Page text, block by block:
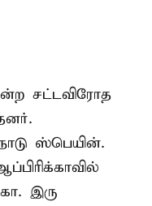
சட்டவிரோத
ஸ்பெயின்.
இரு